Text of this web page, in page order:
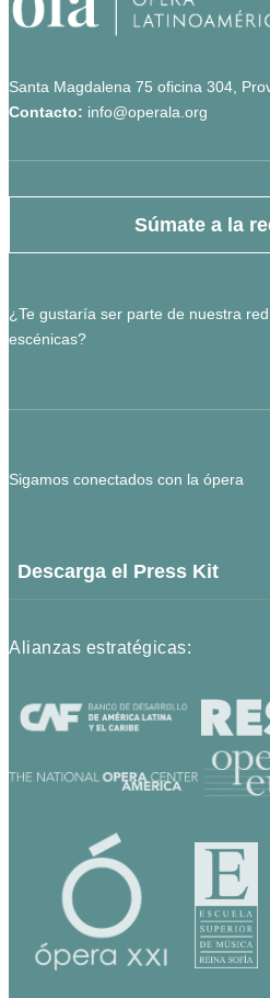
Santa Magdalena 75 oficina 304,
Contacto: info@operala.org
Súmate a la
¿Te gustaría ser parte de nuestra
escénicas?
Sigamos conectados con la ópera
Descarga el Press Kit
Alianzas estratégicas: